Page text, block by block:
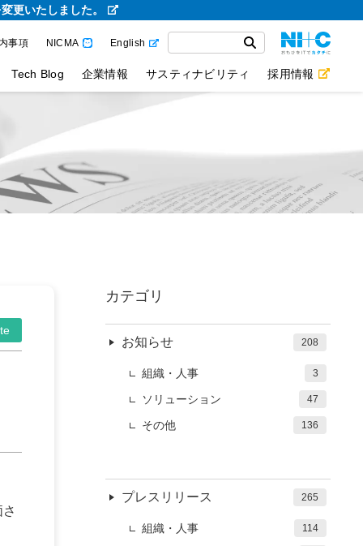
更いたしました。
事項 NICMA English
Tech Blog 企業情報 サスティナビリティ 採用情報
カテゴリ
お知らせ 208
組織・人事 3
ソリューション 47
その他 136
プレスリリース 265
組織・人事 114